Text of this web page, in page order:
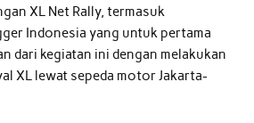
XL Net Rally, termasuk
Indonesia yang untuk pertama
dari kegiatan ini dengan melakukan
XL lewat sepeda motor Jakarta-